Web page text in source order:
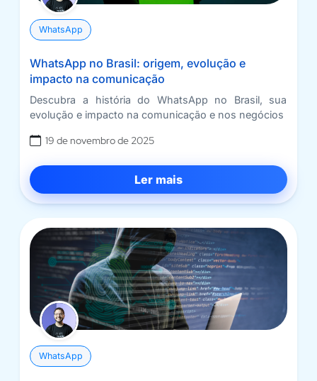
WhatsApp
WhatsApp no Brasil: origem, evolução e
impacto na comunicação
Descubra a história do WhatsApp no Brasil, sua
evolução e impacto na comunicação e nos negócios
19 de novembro de 2025
Ler mais
WhatsApp